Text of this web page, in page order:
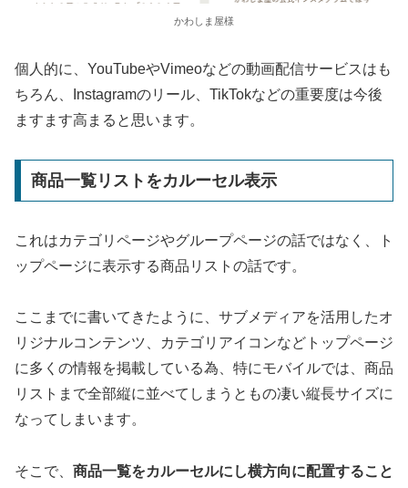
かわしま屋様
個人的に、YouTubeやVimeoなどの動画配信サービスはも
ちろん、Instagramのリール、TikTokなどの重要度は今後
ますます高まると思います。
商品一覧リストをカルーセル表示
これはカテゴリページやグループページの話ではなく、ト
ップページに表示する商品リストの話です。
ここまでに書いてきたように、サブメディアを活用したオ
リジナルコンテンツ、カテゴリアイコンなどトップページ
に多くの情報を掲載している為、特にモバイルでは、商品
リストまで全部縦に並べてしまうともの凄い縦長サイズに
なってしまいます。
そこで、 商品一覧をカルーセルにし横方向に配置すること